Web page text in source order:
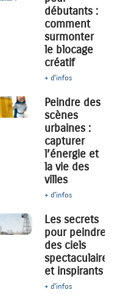
débutants :
comment
surmonter
le blocage
créatif
+ d'infos
Peindre des
scènes
urbaines :
capturer
l’énergie et
la vie des
villes
+ d'infos
Les secrets
pour peindre
des ciels
spectaculaires
et inspirants
+ d'infos